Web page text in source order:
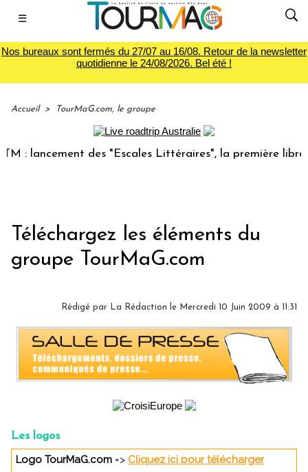
☰
Nos bureaux sont fermés du 27/07 au 16/08. Retour de la newsletter
quotidienne le 24/08/2026. Bel été !
Accueil > TourMaG.com, le groupe
: lancement des "Escales Littéraires", la première librairie
Téléchargez les éléments du
groupe TourMaG.com
Rédigé par La Rédaction le Mercredi 10 Juin 2009 à 11:31
Les logos
Logo TourMaG.com => Cliquez ici pour télécharger